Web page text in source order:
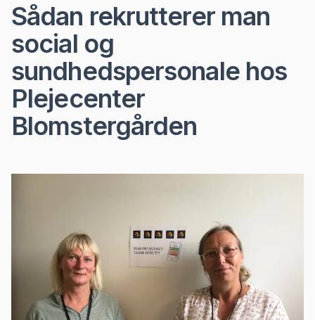
Sådan rekrutterer man
social og
sundhedspersonale hos
Plejecenter
Blomstergården